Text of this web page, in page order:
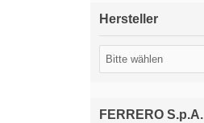
Hersteller
FERRERO S.p.A.